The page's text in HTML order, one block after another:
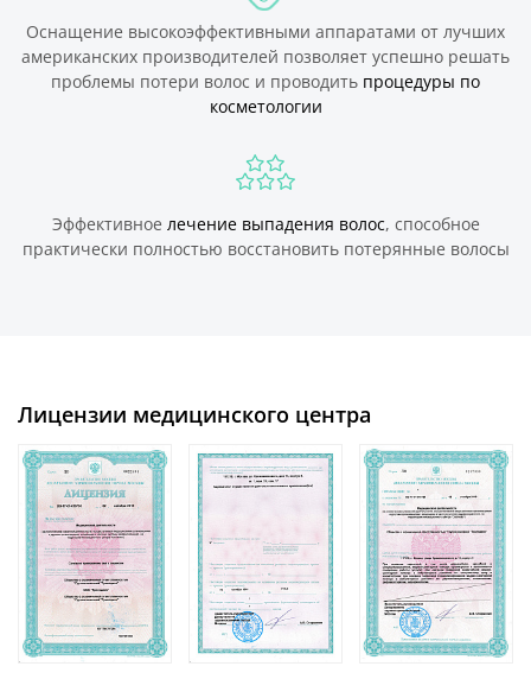
Оснащение высокоэффективными аппаратами от лучших
американских производителей позволяет успешно решать
проблемы потери волос и проводить процедуры по
косметологии
Эффективное лечение выпадения волос, способное
практически полностью восстановить потерянные волосы
Лицензии медицинского центра